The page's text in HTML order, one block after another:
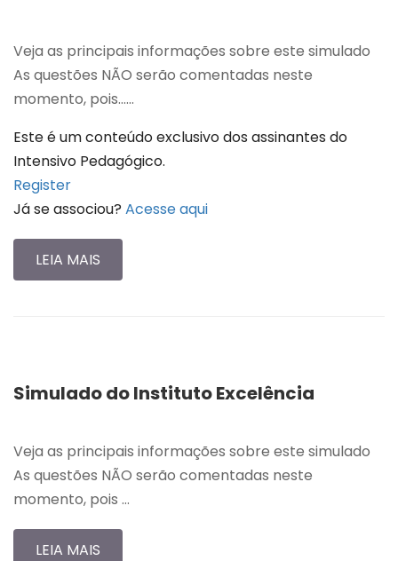
Veja as principais informações sobre este simulado
As questões NÃO serão comentadas neste
momento, pois…...
Este é um conteúdo exclusivo dos assinantes do
Intensivo Pedagógico.
Register
Já se associou? Acesse aqui
LEIA MAIS
Simulado do Instituto Excelência
Veja as principais informações sobre este simulado
As questões NÃO serão comentadas neste
momento, pois …
LEIA MAIS